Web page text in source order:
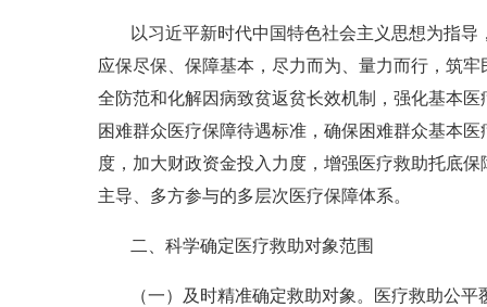
以习近平新时代中国特色社会主义思想为指
应保尽保、保障基本，尽力而为、量力而行，筑
全防范和化解因病致贫返贫长效机制，强化基本
困难群众医疗保障待遇标准，确保困难群众基本
度，加大财政资金投入力度，增强医疗救助托底
主导、多方参与的多层次医疗保障体系。
二、科学确定医疗救助对象范围
（一）及时精准确定救助对象。医疗救助公